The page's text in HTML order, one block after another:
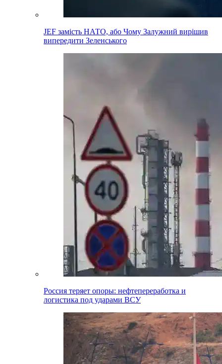
JEF замість НАТО, або Чому Залужний вирішив
випередити Зеленського
Россия теряет опоры: нефтепереработка и
логистика под ударами ВСУ